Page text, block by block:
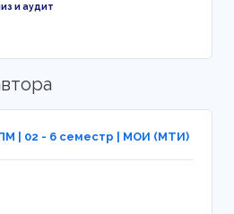
и аудит
| 02 - 6 семестр | МОИ (МТИ)